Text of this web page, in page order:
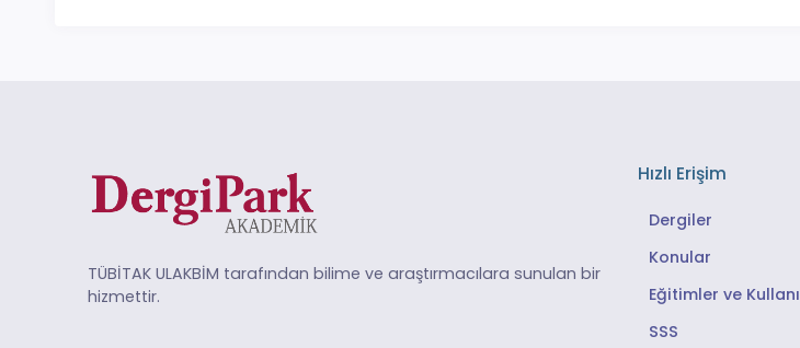
TÜBİTAK ULAKBİM tarafından bilime ve araştırmacılara sunulan bir
hizmettir.
Hızlı Erişim
Dergiler
Konular
Eğitimler ve
SSS